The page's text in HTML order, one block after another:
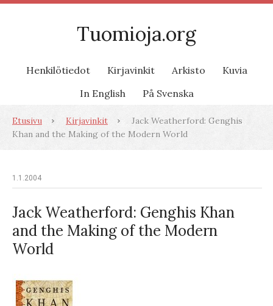
Tuomioja.org
Henkilötiedot Kirjavinkit Arkisto
Kuvia
In English
På Svenska
Etusivu Kirjavinkit
Jack Weatherford: Genghis
Khan and the Making of the Modern World
1.1.2004
Jack Weatherford: Genghis Khan
and the Making of the Modern
World